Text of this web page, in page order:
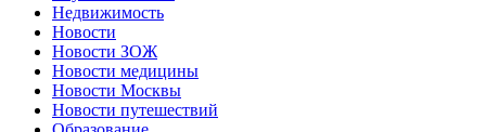
Недвижимость
Новости
Новости ЗОЖ
Новости медицины
Новости Москвы
Новости путешествий